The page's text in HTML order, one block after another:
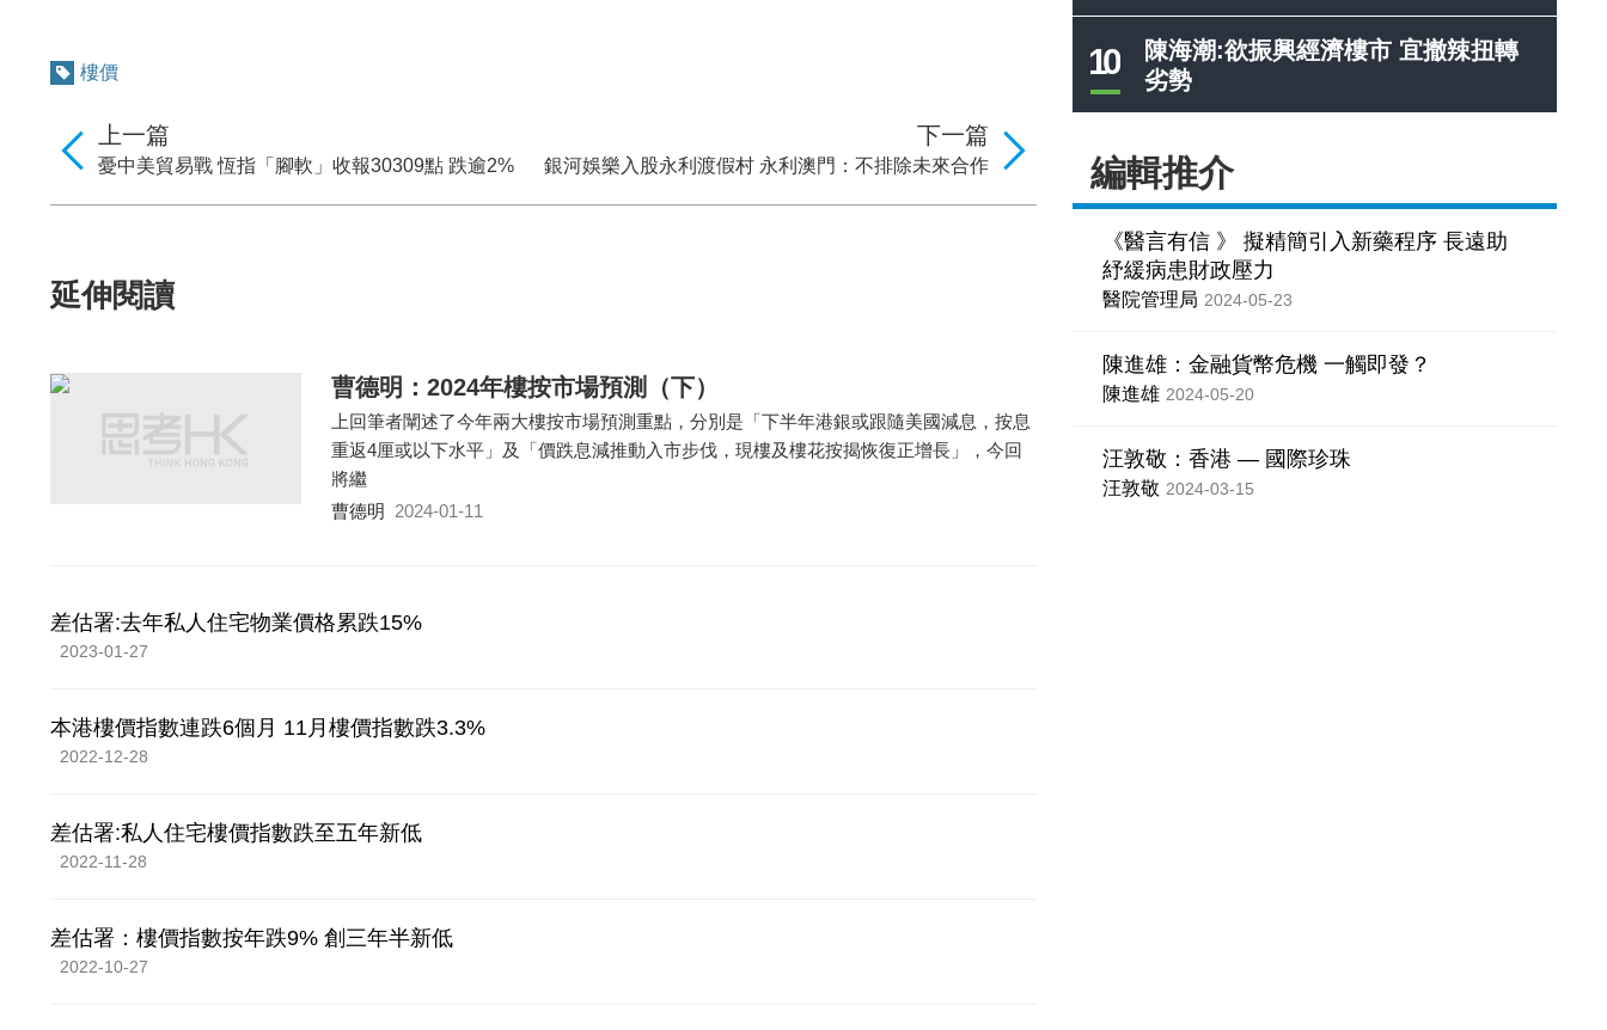
10
陳海潮:欲振興經濟樓市 宜撤辣扭轉
劣勢
編輯推介
《醫言有信 》 擬精簡引入新藥程序 長遠助
紓緩病患財政壓力
醫院管理局 2024-05-23
陳進雄：金融貨幣危機 一觸即發？
陳進雄 2024-05-20
汪敦敬：香港 — 國際珍珠
汪敦敬 2024-03-15
樓價
下一篇
銀河娛樂入股永利渡假村 永利澳門：不排除未來合作
上一篇
憂中美貿易戰 恆指「腳軟」收報30309點 跌逾2%
延伸閱讀
曹德明：2024年樓按市場預測（下）
上回筆者闡述了今年兩大樓按市場預測重點，分別是「下半年港銀或跟隨美國減息，按息
重返4厘或以下水平」及「價跌息減推動入市步伐，現樓及樓花按揭恢復正增長」，今回
將繼
曹德明 2024-01-11
差估署:去年私人住宅物業價格累跌15%
2023-01-27
本港樓價指數連跌6個月 11月樓價指數跌3.3%
2022-12-28
差估署:私人住宅樓價指數跌至五年新低
2022-11-28
差估署：樓價指數按年跌9% 創三年半新低
2022-10-27